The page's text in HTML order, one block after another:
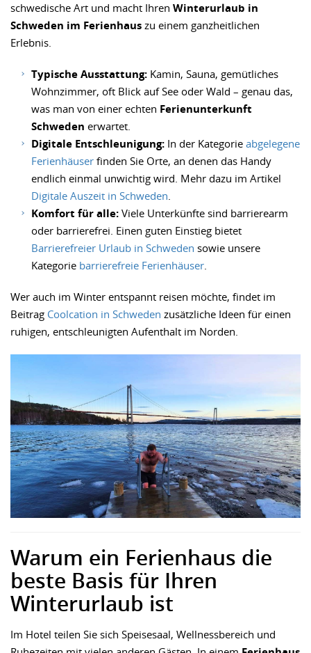
schwedische Art und macht Ihren Winterurlaub in
Schweden im Ferienhaus zu einem ganzheitlichen
Erlebnis.
Typische Ausstattung: Kamin, Sauna, gemütliches
Wohnzimmer, oft Blick auf See oder Wald – genau das,
was man von einer echten Ferienunterkunft
Schweden erwartet.
Digitale Entschleunigung: In der Kategorie abgelegene
Ferienhäuser finden Sie Orte, an denen das Handy
endlich einmal unwichtig wird. Mehr dazu im Artikel
Digitale Auszeit in Schweden.
Komfort für alle: Viele Unterkünfte sind barrierearm
oder barrierefrei. Einen guten Einstieg bietet
Barrierefreier Urlaub in Schweden sowie unsere
Kategorie barrierefreie Ferienhäuser.
Wer auch im Winter entspannt reisen möchte, findet im
Beitrag Coolcation in Schweden zusätzliche Ideen für einen
ruhigen, entschleunigten Aufenthalt im Norden.
Warum ein Ferienhaus die
beste Basis für Ihren
Winterurlaub ist
Im Hotel teilen Sie sich Speisesaal, Wellnessbereich und